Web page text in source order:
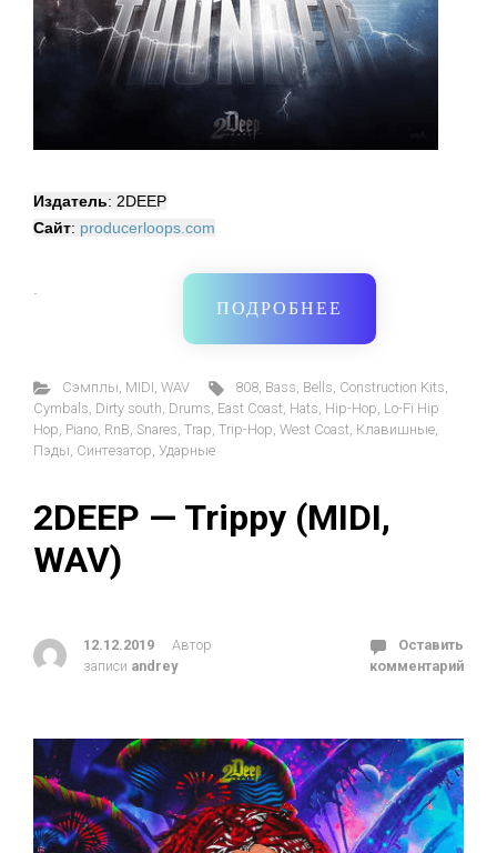
Издатель: 2DEEP
Сайт: producerloops.com
·
ПОДРОБНЕЕ
Cэмплы, MIDI, WAV 808, Bass, Bells, Construction Kits,
Cymbals, Dirty south, Drums, East Coast, Hats, Hip-Hop, Lo-Fi Hip
Hop, Piano, RnB, Snares, Trap, Trip-Hop, West Coast, Клавишные,
Пэды, Синтезатор, Ударные
2DEEP — Trippy (MIDI,
WAV)
12.12.2019
Автор
записи andrey
Оставить
комментарий